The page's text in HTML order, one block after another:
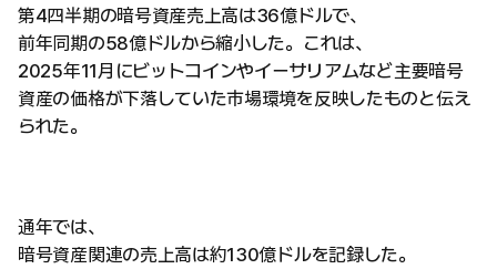
第4四半期の暗号資産売上高は36億ドルで、
前年同期の58億ドルから縮小した。これは、
2025年11月にビットコインやイーサリアムなど主要暗号
資産の価格が下落していた市場環境を反映したものと伝え
られた。
通年では、
暗号資産関連の売上高は約130億ドルを記録した。